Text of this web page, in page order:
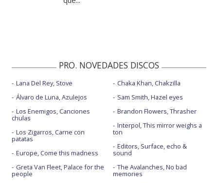
PRO. NOVEDADES DISCOS
Lana Del Rey, Stove
Álvaro de Luna, Azulejos
Los Enemigos, Canciones
chulas
Los Zigarros, Carne con
patatas
Europe, Come this madness
Greta Van Fleet, Palace for the
people
Chaka Khan, Chakzilla
Sam Smith, Hazel eyes
Brandon Flowers, Thrasher
Interpol, This mirror weighs a
ton
Editors, Surface, echo &
sound
The Avalanches, No bad
memories